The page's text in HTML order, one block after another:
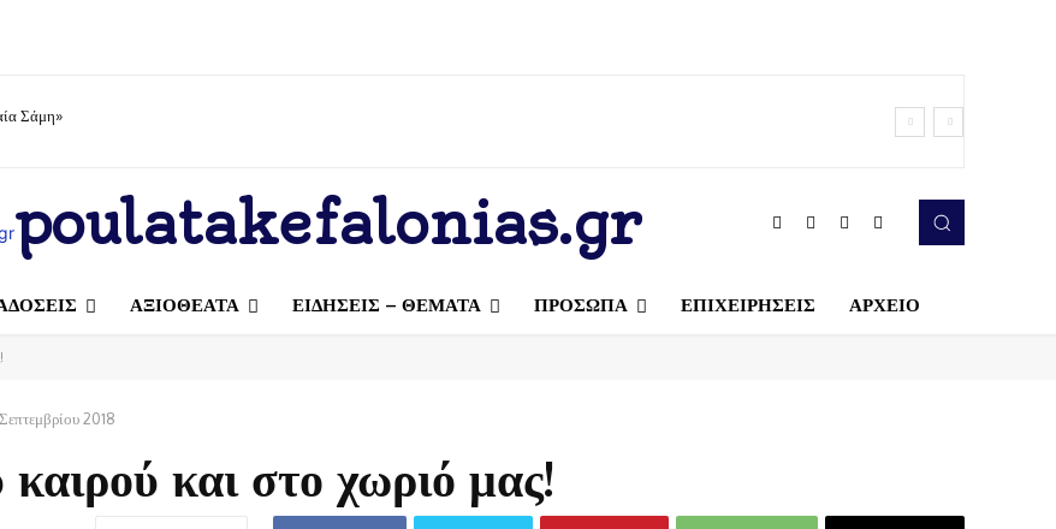
Σάμη»
poulatakefalonias.gr
ΑΞΙΟΘΕΑΤΑ ΕΙΔΗΣΕΙΣ – ΘΕΜΑΤΑ ΠΡΟΣΩΠΑ ΕΠΙΧΕΙΡΗΣΕΙΣ ΑΡΧΕΙΟ
2018
και στο χωριό μας!